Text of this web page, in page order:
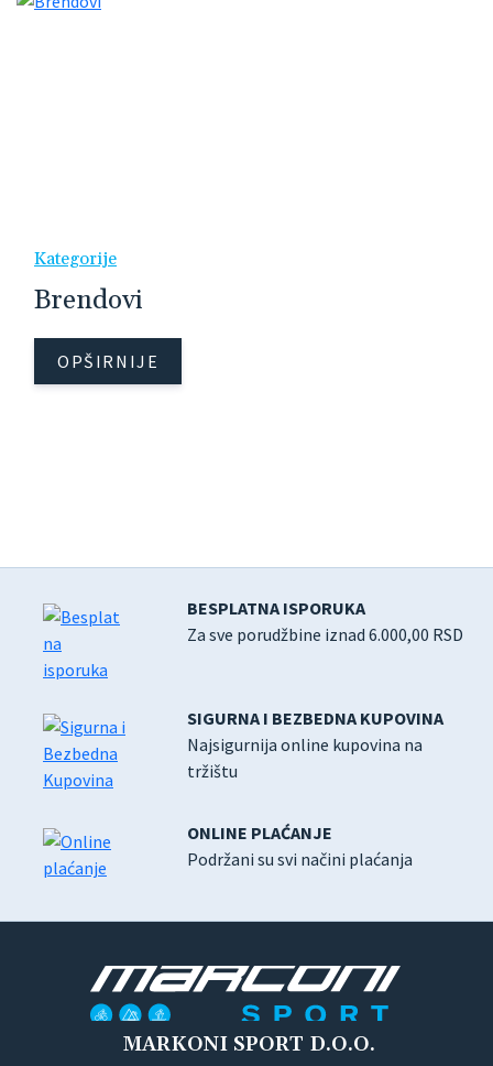
Kategorije
Brendovi
OPŠIRNIJE
BESPLATNA ISPORUKA
Za sve porudžbine iznad 6.000,00 RSD
SIGURNA I BEZBEDNA KUPOVINA
Najsigurnija online kupovina na
tržištu
ONLINE PLAĆANJE
Podržani su svi načini plaćanja
MARKONI SPORT D.O.O.